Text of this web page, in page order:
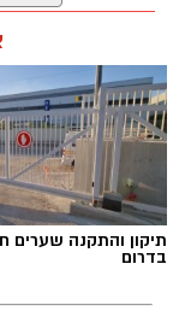
תגים:משרד
ההחלקות
תיקון והתקנה שערים
בדרום